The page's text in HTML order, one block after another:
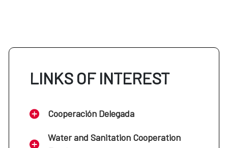
LINKS OF INTEREST
Cooperación Delegada
Water and Sanitation Cooperation